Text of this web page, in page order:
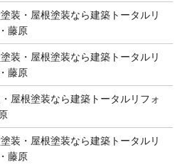
装・屋根塗装なら建築トータルリ
藤原
装・屋根塗装なら建築トータルリ
藤原
屋根塗装なら建築トータルリフォ
装・屋根塗装なら建築トータルリ
藤原